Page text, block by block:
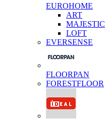
EUROHOME
ART
MAJESTIC
LOFT
EVERSENSE
FLOORPAN
FORESTFLOOR